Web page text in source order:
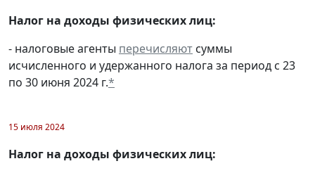
Налог на доходы физических лиц:
- налоговые агенты перечисляют суммы
исчисленного и удержанного налога за период с 23
по 30 июня 2024 г.*
15 июля 2024
Налог на доходы физических лиц: